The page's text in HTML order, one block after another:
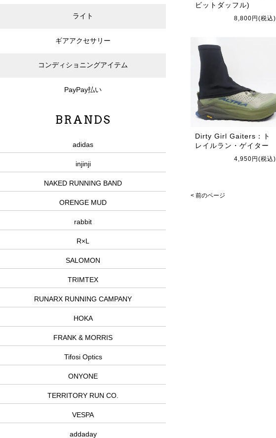
ライト
ギアアクセサリー
コンディショニングアイテム
PayPay払い
BRANDS
adidas
injinji
NAKED RUNNING BAND
ORENGE MUD
rabbit
R×L
SALOMON
TRIMTEX
RUNARX RUNNING CAMPANY
HOKA
FRANK & MORRIS
Tifosi Optics
ONYONE
TERRITORY RUN CO.
VESPA
addaday
ビットダッフル)
8,800円(税込)
Dirty Girl Gaiters：ト
レイルラン・ゲイター
4,950円(税込)
< 前のページ